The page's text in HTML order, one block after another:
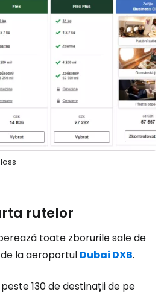
rutelor
toate zborurile sale de
la aeroportul Dubai DXB.
130 de destinații de pe